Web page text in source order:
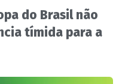
do Brasil não
tímida para a